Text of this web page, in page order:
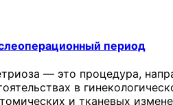
период
— это процедура,
в
и тканевых